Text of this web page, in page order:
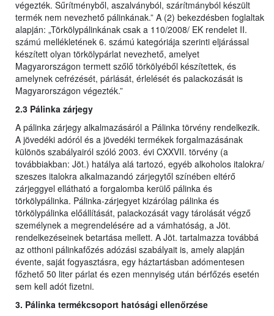
végezték. Sűrítményből, aszalványból, szárítmányból készült
termék nem nevezhető pálinkának.” A (2) bekezdésben foglaltak
alapján: „Törkölypálinkának csak a 110/2008/ EK rendelet II.
számú mellékletének 6. számú kategóriája szerinti eljárással
készített olyan törkölypárlat nevezhető, amelyet
Magyarországon termett szőlő törkölyéből készítettek, és
amelynek cefrézését, párlását, érlelését és palackozását is
Magyarországon végezték.”
2.3 Pálinka zárjegy
A pálinka zárjegy alkalmazásáról a Pálinka törvény rendelkezik.
A jövedéki adóról és a jövedéki termékek forgalmazásának
különös szabályairól szóló 2003. évi CXXVII. törvény (a
továbbiakban: Jöt.) hatálya alá tartozó, egyéb alkoholos italokra/
szeszes italokra alkalmazandó zárjegytől színében eltérő
zárjeggyel ellátható a forgalomba kerülő pálinka és
törkölypálinka. Pálinka-zárjegyet kizárólag pálinka és
törkölypálinka előállítását, palackozását vagy tárolását végző
személynek a megrendelésére ad a vámhatóság, a Jöt.
rendelkezéseinek betartása mellett. A Jöt. tartalmazza továbbá
az otthoni pálinkafőzés adózási szabályait is, amely alapján
évente, saját fogyasztásra, egy háztartásban adómentesen
főzhető 50 liter párlat és ezen mennyiség után bérfőzés esetén
sem kell adót fizetni.
3. Pálinka termékcsoport hatósági ellenőrzése